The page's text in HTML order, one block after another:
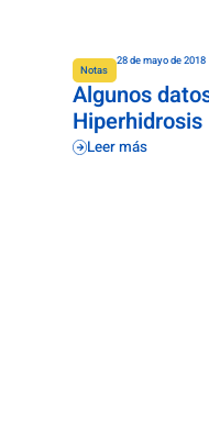
Notas
28 de mayo de 2018
Algunos
Hiperhidrosis
Leer más